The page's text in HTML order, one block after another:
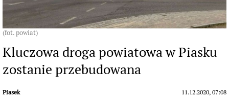
(fot. powiat)
Kluczowa droga powiatowa w Piasku
zostanie przebudowana
Piasek 11.12.2020, 07:08